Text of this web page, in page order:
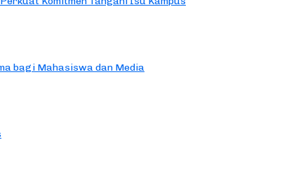
bagi Mahasiswa dan Media